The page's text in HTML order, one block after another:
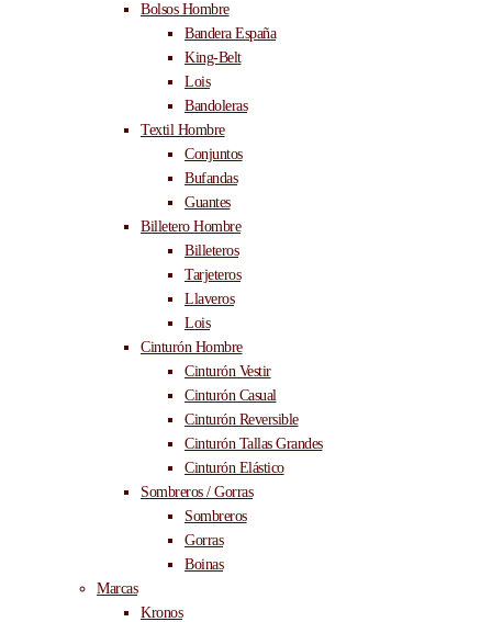
Bolsos Hombre
Bandera España
King-Belt
Lois
Bandoleras
Textil Hombre
Conjuntos
Bufandas
Guantes
Billetero Hombre
Billeteros
Tarjeteros
Llaveros
Lois
Cinturón Hombre
Cinturón Vestir
Cinturón Casual
Cinturón Reversible
Cinturón Tallas Grandes
Cinturón Elástico
Sombreros / Gorras
Sombreros
Gorras
Boinas
Marcas
Kronos